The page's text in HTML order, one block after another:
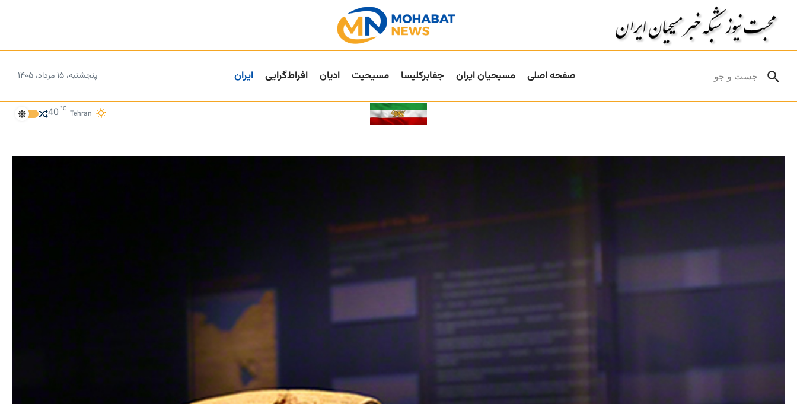
صفحه اصلی مسیحیان ایران جفا‌بر‌کلیسا مسیحیت ادیان افراط‌گرایی ایران پنجشنبه، ۱۵ مرداد، ۱۴۰۵
Tehran
40 °C